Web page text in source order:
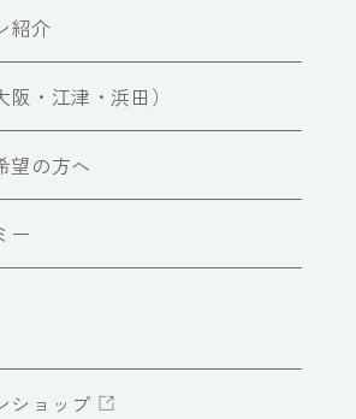
紹介
・江津・浜田）
望の方へ
ー
ショップ